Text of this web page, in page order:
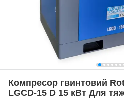
Компресор гвинтовий
LGCD-15 D 15 кВт Для